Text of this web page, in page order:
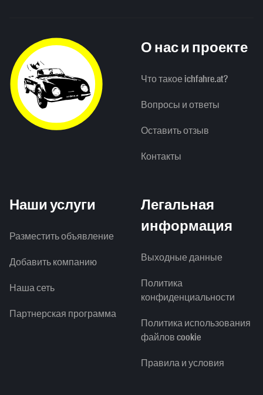
О нас и проекте
Что такое ichfahre.at?
Вопросы и ответы
Оставить отзыв
Контакты
Наши услуги
Разместить объявление
Добавить компанию
Наша сеть
Партнерская программа
Легальная
информация
Выходные данные
Политика
конфиденциальности
Политика использования
файлов cookie
Правила и условия